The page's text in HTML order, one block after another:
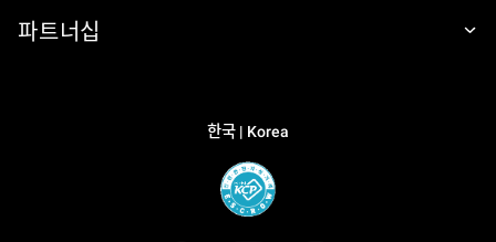
파트너십
한국 | Korea